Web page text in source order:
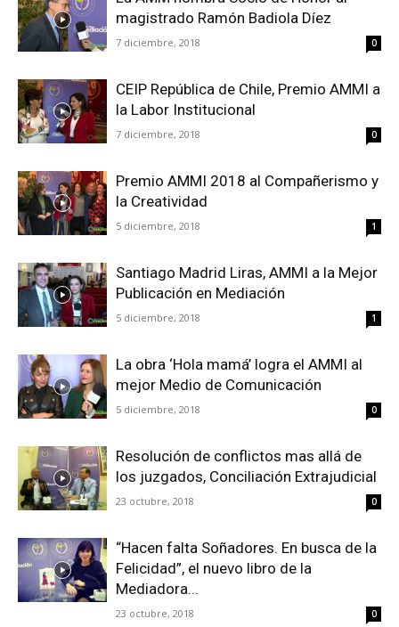
magistrado Ramón Badiola Díez
7 diciembre, 2018 0
CEIP República de Chile, Premio AMMI a
la Labor Institucional
7 diciembre, 2018 0
Premio AMMI 2018 al Compañerismo y
la Creatividad
5 diciembre, 2018 1
Santiago Madrid Liras, AMMI a la Mejor
Publicación en Mediación
5 diciembre, 2018 1
La obra ‘Hola mamá’ logra el AMMI al
mejor Medio de Comunicación
5 diciembre, 2018 0
Resolución de conflictos mas allá de
los juzgados, Conciliación Extrajudicial
23 octubre, 2018 0
“Hacen falta Soñadores. En busca de la
Felicidad”, el nuevo libro de la
Mediadora...
23 octubre, 2018 0